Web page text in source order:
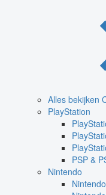
Alles bekijken
PlayStation
PSP &
Nintendo